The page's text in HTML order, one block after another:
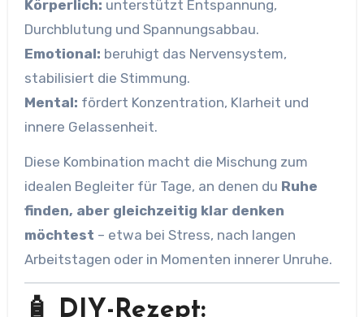
Körperlich: unterstützt Entspannung,
Durchblutung und Spannungsabbau.
Emotional: beruhigt das Nervensystem,
stabilisiert die Stimmung.
Mental: fördert Konzentration, Klarheit und
innere Gelassenheit.
Diese Kombination macht die Mischung zum
idealen Begleiter für Tage, an denen du Ruhe
finden, aber gleichzeitig klar denken
möchtest – etwa bei Stress, nach langen
Arbeitstagen oder in Momenten innerer Unruhe.
🧴 DIY-Rezept: